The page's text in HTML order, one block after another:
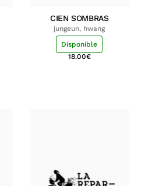
CIEN SOMBRAS
jungeun, hwang
Disponible
18.00€